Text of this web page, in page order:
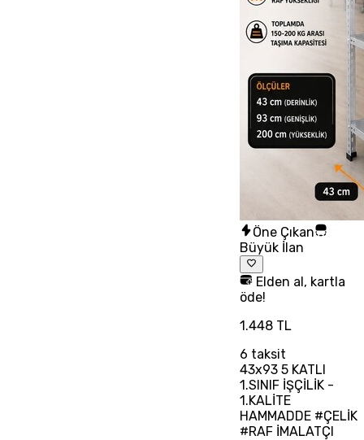
Öne Çıkan
Büyük İlan
Elden al, kartla
öde!
1.448 TL
6 taksit
43x93 5 KATLI
1.SINIF İŞÇİLİK -
1.KALİTE
HAMMADDE #ÇELİK
#RAF İMALATÇI